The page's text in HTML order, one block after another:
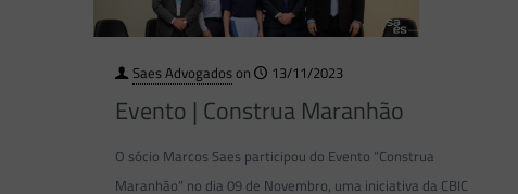
Saes Advogadoson 13/11/2023
Evento | Construa Maranhão
O sócio Marcos Saes participou do Evento “Construa
Maranhão” no dia 09 de Novembro, uma iniciativa da CBIC